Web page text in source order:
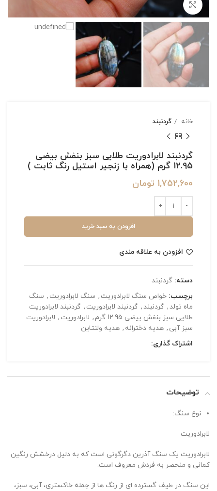
بزرگنمایی تصویر
خانه گردنبند
گردنبند لابرادوریت طلایی سبز بنفش بیضی
12.95 گرم (همراه با زنجیر استیل رنگ ثابت )
1,752,600 تومان
افزودن به سبد خرید
افزودن به علاقه مندی
دسته: گردنبند
برچسب: خواص سنگ لابرادوریت , سنگ لابرادوریت , سنگ
ماه تولد, گردنبند, گردنبند لابرادوریت , گردنبند لابرادوریت
طلایی سبز بنفش بیضی 12.95 گرم
, لابرادوریت , لابرادوریت
سبز آبی , هدیه دخترانه , هدیه ولنتاین
اشتراک گذاری:
توضیحات
نوع سنگ:
لابرادوریت
لابرادوریت یک سنگ آذرین دگرگونی است که به دلیل درخشش رنگین
کمانی و منحصر به فردش معروف است.
این سنگ در طیف گسترده ای از رنگ ها از جمله خاکستری، آبی، سبز،